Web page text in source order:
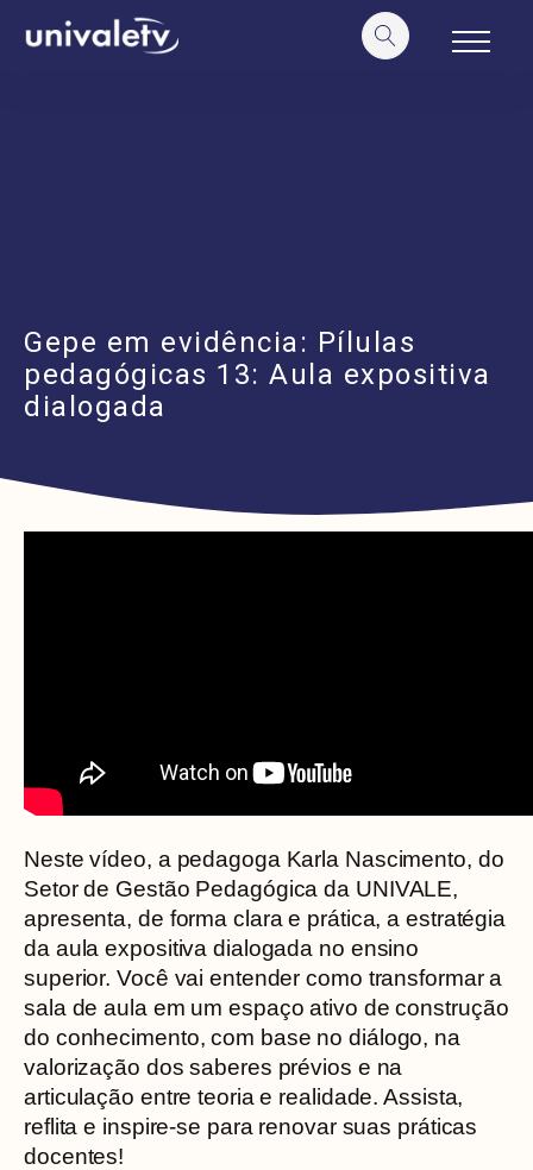
conteúdo
Gepe em evidência: Pílulas
pedagógicas 13: Aula expositiva
dialogada
Neste vídeo, a pedagoga Karla Nascimento, do
Setor de Gestão Pedagógica da UNIVALE,
apresenta, de forma clara e prática, a estratégia
da aula expositiva dialogada no ensino
superior. Você vai entender como transformar a
sala de aula em um espaço ativo de construção
do conhecimento, com base no diálogo, na
valorização dos saberes prévios e na
articulação entre teoria e realidade. Assista,
reflita e inspire-se para renovar suas práticas
docentes!